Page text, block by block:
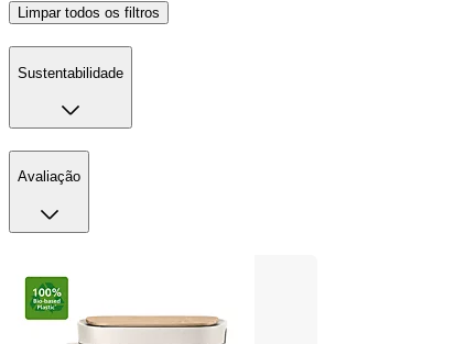
Limpar todos os filtros
Sustentabilidade
Avaliação